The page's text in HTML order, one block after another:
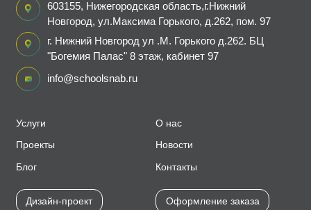
Услуги
Проекты
Блог
Дизайн-проект
О нас
Новости
Контакты
Оформление заказа
603155, Нижегородская область,г.Нижний
Новгород, ул.Максима Горького, д.262, пом. 97
г. Нижний Новгород ул .М. Горького д.262. БЦ
"Богемия Палас" 8 этаж, кабинет 97
info@schoolsnab.ru